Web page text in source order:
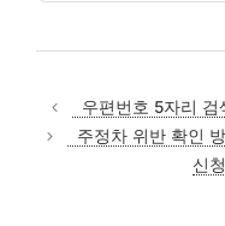
우편번호 5자리
주정차 위반 확인
신